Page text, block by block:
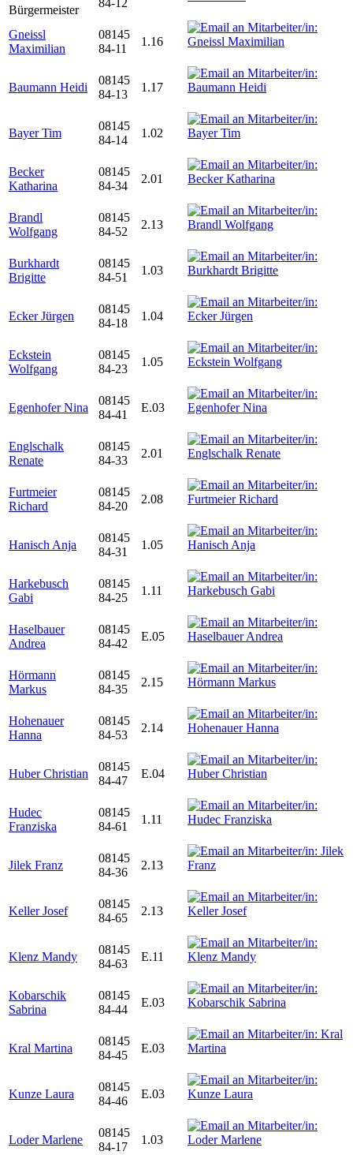
Bürgermeister
84-12
Gneissl
Maximilian
08145
84-11
1.16
Baumann Heidi
08145
84-13
1.17
Bayer Tim
08145
84-14
1.02
Becker
Katharina
08145
84-34
2.01
Brandl
Wolfgang
08145
84-52
2.13
Burkhardt
Brigitte
08145
84-51
1.03
Ecker Jürgen
08145
84-18
1.04
Eckstein
Wolfgang
08145
84-23
1.05
Egenhofer Nina
08145
84-41
E.03
Englschalk
Renate
08145
84-33
2.01
Furtmeier
Richard
08145
84-20
2.08
Hanisch Anja
08145
84-31
1.05
Harkebusch
Gabi
08145
84-25
1.11
Haselbauer
Andrea
08145
84-42
E.05
Hörmann
Markus
08145
84-35
2.15
Hohenauer
Hanna
08145
84-53
2.14
Huber Christian
08145
84-47
E.04
Hudec
Franziska
08145
84-61
1.11
Jilek Franz
08145
84-36
2.13
Keller Josef
08145
84-65
2.13
Klenz Mandy
08145
84-63
E.11
Kobarschik
Sabrina
08145
84-44
E.03
Kral Martina
08145
84-45
E.03
Kunze Laura
08145
84-46
E.03
Loder Marlene
08145
84-17
1.03